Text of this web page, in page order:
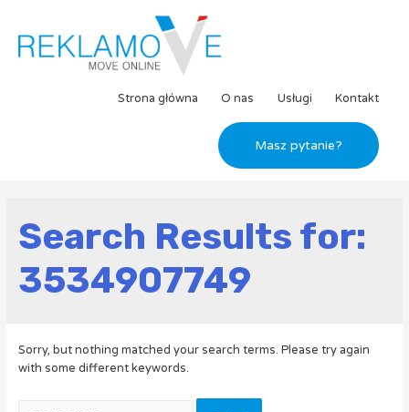
Strona główna O nas Usługi Kontakt
Masz pytanie?
Search Results for:
3534907749
Sorry, but nothing matched your search terms. Please try again
with some different keywords.